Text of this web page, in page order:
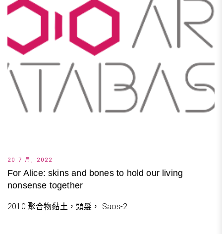
20 7 月, 2022
For Alice: skins and bones to hold our living
nonsense together
2010 聚合物黏土，頭髮， Saos-2